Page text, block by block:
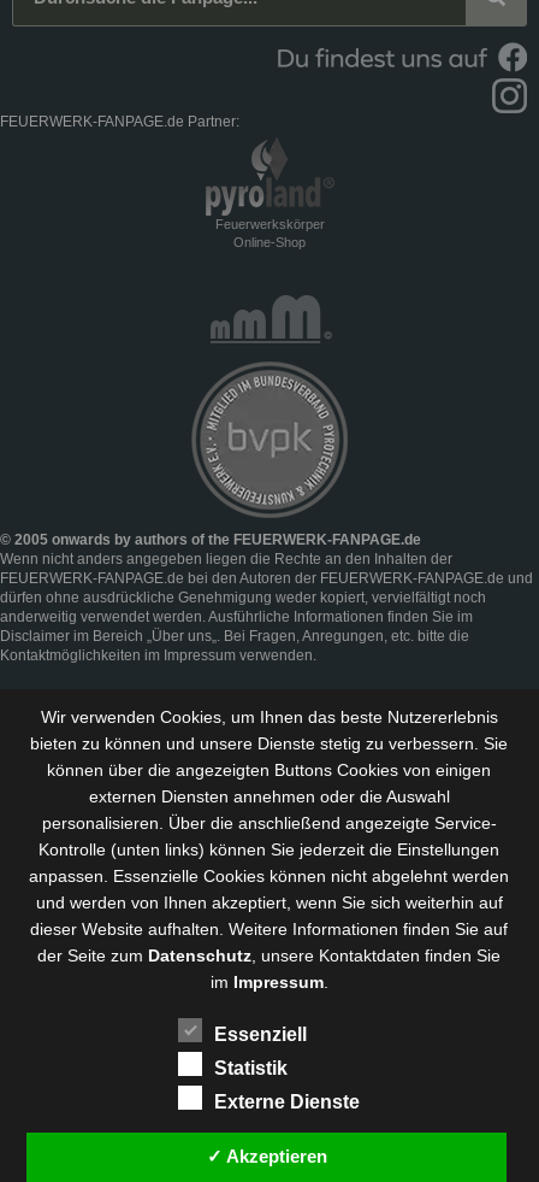
FEUERWERK-FANPAGE.de Partner:
Feuerwerkskörper
Online-Shop
© 2005 onwards by authors of the FEUERWERK-FANPAGE.de
Wenn nicht anders angegeben liegen die Rechte an den Inhalten der
FEUERWERK-FANPAGE.de bei den Autoren der FEUERWERK-FANPAGE.de und
dürfen ohne ausdrückliche Genehmigung weder kopiert, vervielfältigt noch
anderweitig verwendet werden. Ausführliche Informationen finden Sie im
Disclaimer im Bereich „Über uns„. Bei Fragen, Anregungen, etc. bitte die
Kontaktmöglichkeiten im Impressum verwenden.
Wir verwenden Cookies, um Ihnen das beste Nutzererlebnis
bieten zu können und unsere Dienste stetig zu verbessern . Sie
können über die angezeigten Buttons Cookies von einigen
externen Diensten annehmen oder die Auswahl
personalisieren. Über die anschließend angezeigte Service-
Kontrolle (unten links) können Sie jederzeit die Einstellungen
anpassen. Essenzielle Cookies können nicht abgelehnt werden
und werden von Ihnen akzeptiert, wenn Sie sich weiterhin auf
dieser Website aufhalten. Weitere Informationen finden Sie auf
der Seite zum Datenschutz , unsere Kontaktdaten finden Sie
im Impressum.
Essenziell
Statistik
Externe Dienste
✓ Akzeptieren